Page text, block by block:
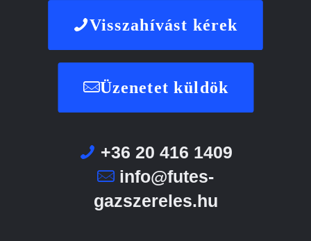
Visszahívást kérek
Üzenetet küldök
+36 20 416 1409
info@futes-
gazszereles.hu